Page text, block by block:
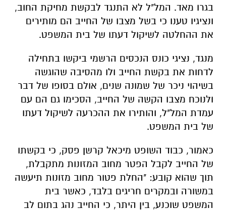
בגרו מאד. המל"ל לא התנגד לבקשת מחיקת החוב,
ונציגיו טענו כי בשל מצבו של החייב הם מותירים
את ההחלטה לשיקול דעתו של בית המשפט.
מנגד, נציגי כונס הנכסים הרשמי ביקשו בתחילה
לדחות את בקשת החייב ולו מהסיבה שהוגשה
בשיהוי ניכר של שמונה שנים, אולם בסופו של דבר
ולנוכח מצבו הקשה של החייב, הסכימו גם הם עם
עמדת המל"ל, והותירו את ההכרעה לשיקול דעתו
של בית המשפט.
כאמור, כבוד השופט מיכאל קרשן פסק, כי בקשתו
של החייב לקבל הפטר מחוב המזונות מתקבלת,
תוך שהוא קובע: "החלת פטור מחוב מזונות תיעשה
במשורה ובמקרים חריגים בלבד, כאשר בית
המשפט שוכנע, בין היתר, כי החייב נהג בתום לב